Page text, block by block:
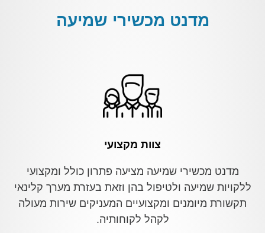
מדנט מכשירי שמיעה
צוות מקצועי
מדנט מכשירי שמיעה מציעה פתרון כולל ומקצועי
ללקויות שמיעה ולטיפול בהן וזאת בעזרת מערך קלינאי
תקשורת מיומנים ומקצועיים המעניקים שירות מעולה
לקהל לקוחותיה.